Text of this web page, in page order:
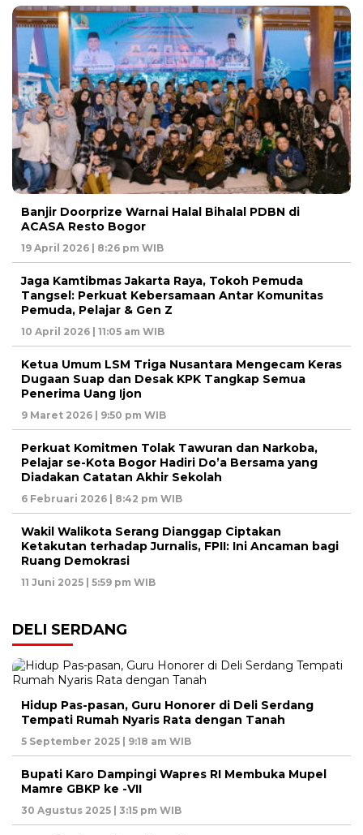
Banjir Doorprize Warnai Halal Bihalal PDBN di
ACASA Resto Bogor
19 April 2026 | 8:26 pm WIB
Jaga Kamtibmas Jakarta Raya, Tokoh Pemuda
Tangsel: Perkuat Kebersamaan Antar Komunitas
Pemuda, Pelajar & Gen Z
10 April 2026 | 11:05 am WIB
Ketua Umum LSM Triga Nusantara Mengecam Keras
Dugaan Suap dan Desak KPK Tangkap Semua
Penerima Uang Ijon
9 Maret 2026 | 9:50 pm WIB
Perkuat Komitmen Tolak Tawuran dan Narkoba,
Pelajar se-Kota Bogor Hadiri Do’a Bersama yang
Diadakan Catatan Akhir Sekolah
6 Februari 2026 | 8:42 pm WIB
Wakil Walikota Serang Dianggap Ciptakan
Ketakutan terhadap Jurnalis, FPII: Ini Ancaman bagi
Ruang Demokrasi
11 Juni 2025 | 5:59 pm WIB
DELI SERDANG
Hidup Pas-pasan, Guru Honorer di Deli Serdang
Tempati Rumah Nyaris Rata dengan Tanah
5 September 2025 | 9:18 am WIB
Bupati Karo Dampingi Wapres RI Membuka Mupel
Mamre GBKP ke -VII
30 Agustus 2025 | 3:15 pm WIB